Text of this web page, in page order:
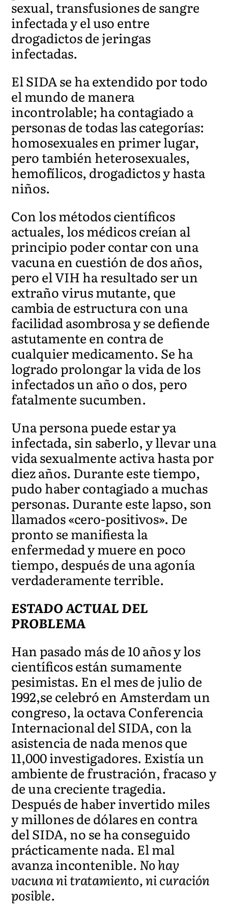
sexual, transfusiones de sangre
infectada y el uso entre
drogadictos de jeringas
infectadas.
El SIDA se ha extendido por todo
el mundo de manera
incontrolable; ha contagiado a
personas de todas las categorías:
homosexuales en primer lugar,
pero también heterosexuales,
hemofílicos, drogadictos y hasta
niños.
Con los métodos científicos
actuales, los médicos creían al
principio poder contar con una
vacuna en cuestión de dos años,
pero el VIH ha resultado ser un
extraño virus mutante, que
cambia de estructura con una
facilidad asombrosa y se defiende
astutamente en contra de
cualquier medicamento. Se ha
logrado prolongar la vida de los
infectados un año o dos, pero
fatalmente sucumben.
Una persona puede estar ya
infectada, sin saberlo, y llevar una
vida sexualmente activa hasta por
diez años. Durante este tiempo,
pudo haber contagiado a muchas
personas. Durante este lapso, son
llamados «cero-positivos». De
pronto se manifiesta la
enfermedad y muere en poco
tiempo, después de una agonía
verdaderamente terrible.
ESTADO ACTUAL DEL
PROBLEMA
Han pasado más de 10 años y los
científicos están sumamente
pesimistas. En el mes de julio de
1992,se celebró en Amsterdam un
congreso, la octava Conferencia
Internacional del SIDA, con la
asistencia de nada menos que
11,000 investigadores. Existía un
ambiente de frustración, fracaso y
de una creciente tragedia.
Después de haber invertido miles
y millones de dólares en contra
del SIDA, no se ha conseguido
prácticamente nada. El mal
avanza incontenible. No hay
vacuna ni tratamiento, ni curación
posible.